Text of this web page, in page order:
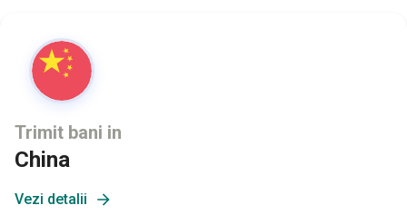
Trimit bani in
China
Vezi detalii